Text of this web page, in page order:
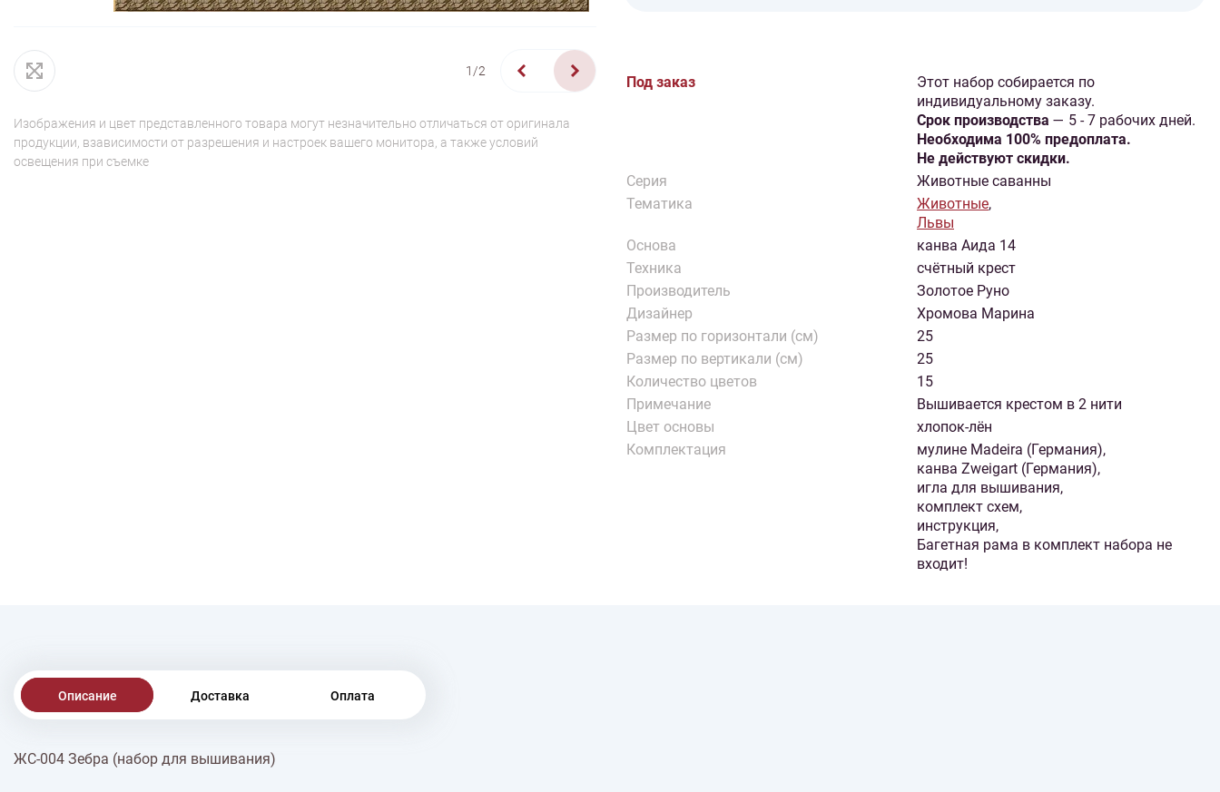
1/2
Изображения и цвет представленного товара могут незначительно отличаться от оригинала
продукции, взависимости от разрешения и настроек вашего монитора, а также условий
освещения при съемке
Под заказ
Этот набор собирается по
индивидуальному заказу.
Cрок производства — 5 - 7 рабочих дней.
Необходима 100% предоплата.
Не действуют скидки.
Серия
Животные саванны
Тематика
Животные,
Львы
Основа
канва Аида 14
Техника
счётный крест
Производитель
Золотое Руно
Дизайнер
Хромова Марина
Размер по горизонтали (см)
25
Размер по вертикали (см)
25
Количество цветов
15
Примечание
Вышивается крестом в 2 нити
Цвет основы
хлопок-лён
Комплектация
мулине Madeira (Германия),
канва Zweigart (Германия),
игла для вышивания,
комплект схем,
инструкция,
Багетная рама в комплект набора не
входит!
Описание Доставка Оплата
ЖС-004 Зебра (набор для вышивания)